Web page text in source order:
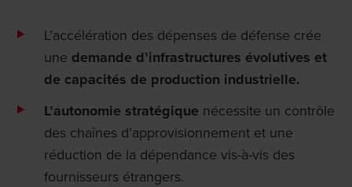
L’accélération des dépenses de défense crée
une demande d’infrastructures évolutives et
de capacités de production industrielle.
L’autonomie stratégique nécessite un contrôle
des chaînes d’approvisionnement et une
réduction de la dépendance vis-à-vis des
fournisseurs étrangers.